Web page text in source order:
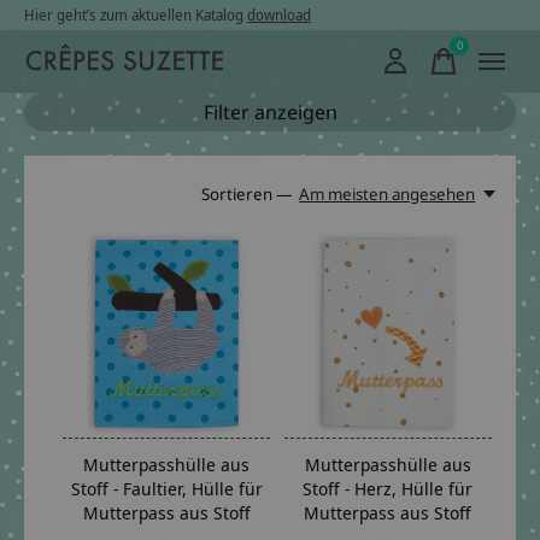
Hier geht’s zum aktuellen Katalog download
0items
Filter anzeigen
Sortieren — Am meisten angesehen
Mutterpasshülle aus
Stoff - Faultier, Hülle für
Mutterpass aus Stoff
Mutterpasshülle aus
Stoff - Herz, Hülle für
Mutterpass aus Stoff